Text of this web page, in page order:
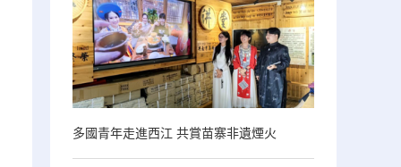
多國青年走進西江 共賞苗寨非遺煙火